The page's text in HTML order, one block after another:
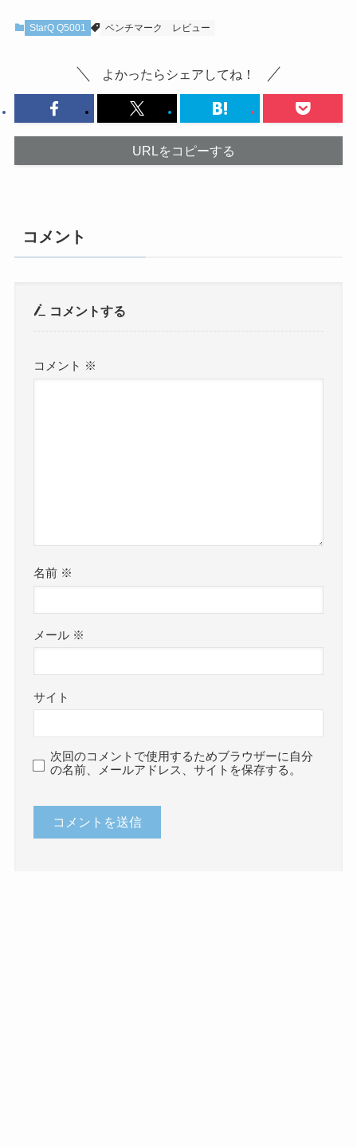
StarQ Q5001 ベンチマーク レビュー
よかったらシェアしてね！
URLをコピーする
コメント
コメントする
コメント ※
名前 ※
メール ※
サイト
次回のコメントで使用するためブラウザーに自分
の名前、メールアドレス、サイトを保存する。